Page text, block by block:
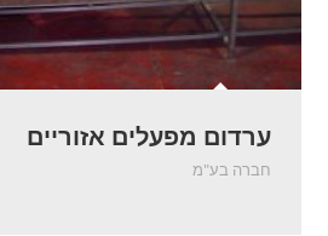
ערדום מפעלים אזוריים
חברה בע"מ